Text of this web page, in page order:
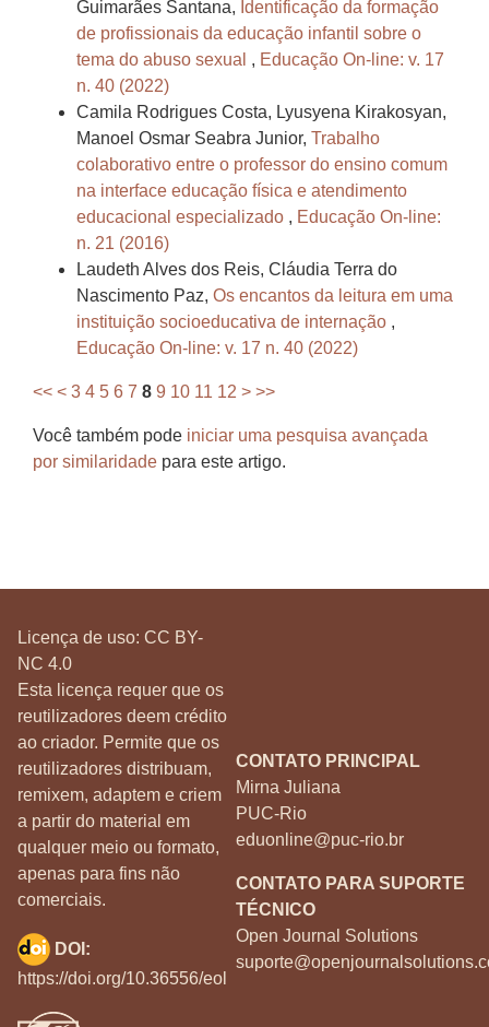
Guimarães Santana, Identificação da formação
de profissionais da educação infantil sobre o
tema do abuso sexual , Educação On-line: v. 17
n. 40 (2022)
Camila Rodrigues Costa, Lyusyena Kirakosyan,
Manoel Osmar Seabra Junior, Trabalho
colaborativo entre o professor do ensino comum
na interface educação física e atendimento
educacional especializado , Educação On-line:
n. 21 (2016)
Laudeth Alves dos Reis, Cláudia Terra do
Nascimento Paz, Os encantos da leitura em uma
instituição socioeducativa de internação ,
Educação On-line: v. 17 n. 40 (2022)
<< < 3 4 5 6 7 8 9 10 11 12 > >>
Você também pode iniciar uma pesquisa avançada
por similaridade para este artigo.
Licença de uso: CC BY-
NC 4.0
Esta licença requer que os
reutilizadores deem crédito
ao criador. Permite que os
reutilizadores distribuam,
remixem, adaptem e criem
a partir do material em
qualquer meio ou formato,
apenas para fins não
comerciais.
CONTATO PRINCIPAL
Mirna Juliana
PUC-Rio
eduonline@puc-rio.br
CONTATO PARA SUPORTE
TÉCNICO
Open Journal Solutions
DOI:
https://doi.org/10.36556/eol